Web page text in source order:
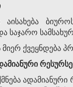
აისახება
საჯარო
მიერ